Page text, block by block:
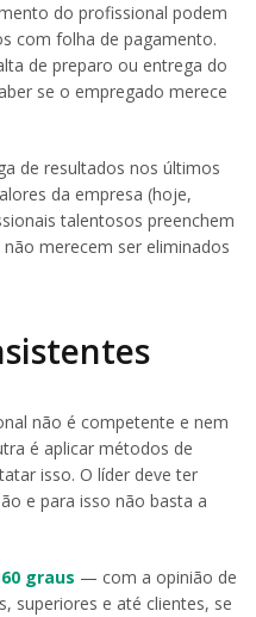
do profissional podem
com folha de pagamento.
de preparo ou entrega do
se o empregado merece
de resultados nos últimos
da empresa (hoje,
talentosos preenchem
merecem ser eliminados
não é competente e nem
é aplicar métodos de
isso. O líder deve ter
e para isso não basta a
graus — com a opinião de
superiores e até clientes, se